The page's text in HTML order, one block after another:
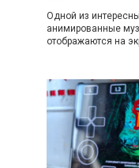
Одной из
анимированные
отображаются на